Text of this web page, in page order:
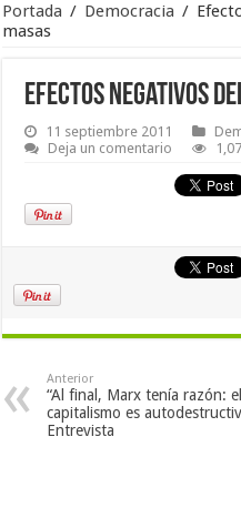
Portada / Democracia /
masas
Efectos negativos
11 septiembre 2011
Deja un comentario
Anterior
“Al final, Marx tenía razón: el
capitalismo es
Entrevista